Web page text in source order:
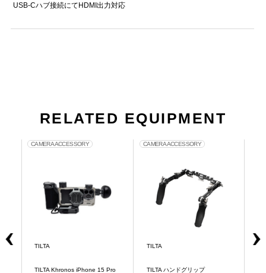
USB-Cハブ接続にてHDMI出力対応
RELATED EQUIPMENT
CAMERA ACCESSORY
TILTA
TILTA Khronos iPhone 15 Pro
CAMERA ACCESSORY
TILTA
TILTA ハンドグリップ